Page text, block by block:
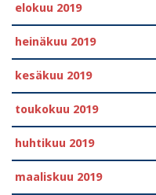
elokuu 2019
heinäkuu 2019
kesäkuu 2019
toukokuu 2019
huhtikuu 2019
maaliskuu 2019